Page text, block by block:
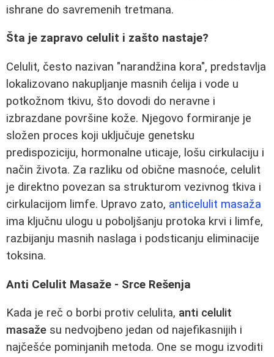
ishrane do savremenih tretmana.
Šta je zapravo celulit i zašto nastaje?
Celulit, često nazivan "narandžina kora", predstavlja
lokalizovano nakupljanje masnih ćelija i vode u
potkožnom tkivu, što dovodi do neravne i
izbrazdane površine kože. Njegovo formiranje je
složen proces koji uključuje genetsku
predispoziciju, hormonalne uticaje, lošu cirkulaciju i
način života. Za razliku od obične masnoće, celulit
je direktno povezan sa strukturom vezivnog tkiva i
cirkulacijom limfe. Upravo zato, anticelulit masaža
ima ključnu ulogu u poboljšanju protoka krvi i limfe,
razbijanju masnih naslaga i podsticanju eliminacije
toksina.
Anti Celulit Masaže - Srce Rešenja
Kada je reč o borbi protiv celulita, anti celulit
masaže su nedvojbeno jedan od najefikasnijih i
najčešće pominjanih metoda. One se mogu izvoditi